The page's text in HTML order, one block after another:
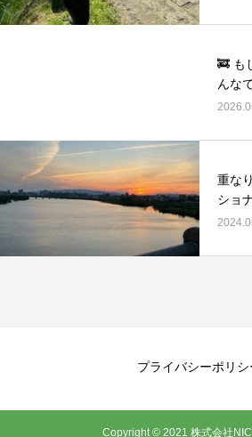
🚒 も
んな
重な
ショ
プライバシーポリシ
Copyright © 2021 株式会社